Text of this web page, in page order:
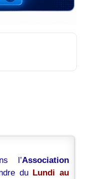
l’Association
du Lundi au